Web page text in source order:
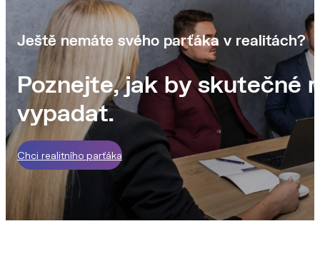
Ještě nemáte svého parťáka v realitách?
Poznejte, jak by skutečné
vypadat.
Chci realitního parťáka